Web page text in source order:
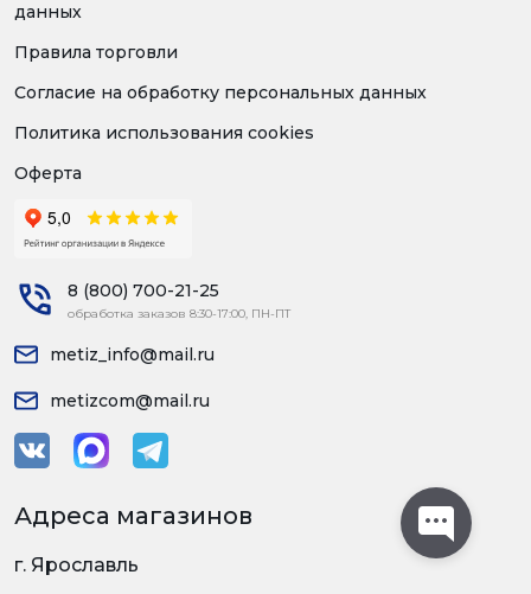
данных
Правила торговли
Согласие на обработку персональных данных
Политика использования cookies
Оферта
8 (800) 700-21-25
обработка заказов 8:30-17:00, ПН-ПТ
metiz_info@mail.ru
metizcom@mail.ru
Адреса магазинов
г. Ярославль